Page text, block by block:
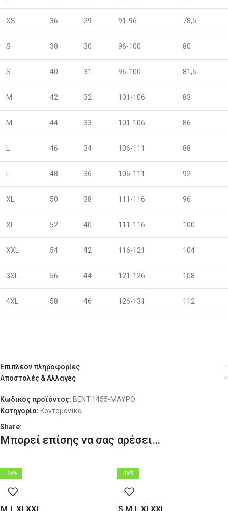
XS 36 29 91-96 78,5
S 38 30 96-100 80
S 40 31 96-100 81,5
M 42 32 101-106 83
M 44 33 101-106 86
46 34 106-111 88
48 36 106-111 92
XL 50 38 111-116 96
XL 52 40 111-116 100
XXL 54 42 116-121 104
3XL 56 44 121-126 108
4XL 58 46 126-131 112
Επιπλέον πληροφορίες
Αποστολές & Αλλαγές
Κωδικός προϊόντος: BENT.1455-ΜΑΥΡΟ
Κατηγορία: Κοντομάνικα
Share:
Μπορεί επίσης να σας αρέσει…
-15% -15%